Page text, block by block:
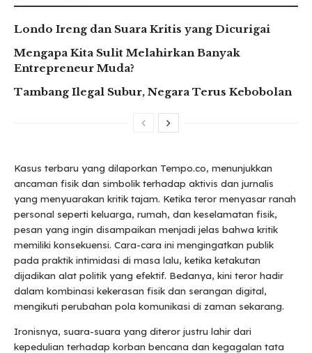
Londo Ireng dan Suara Kritis yang Dicurigai
Mengapa Kita Sulit Melahirkan Banyak
Entrepreneur Muda?
Tambang Ilegal Subur, Negara Terus Kebobolan
Kasus terbaru yang dilaporkan Tempo.co, menunjukkan
ancaman fisik dan simbolik terhadap aktivis dan jurnalis
yang menyuarakan kritik tajam. Ketika teror menyasar ranah
personal seperti keluarga, rumah, dan keselamatan fisik,
pesan yang ingin disampaikan menjadi jelas bahwa kritik
memiliki konsekuensi. Cara-cara ini mengingatkan publik
pada praktik intimidasi di masa lalu, ketika ketakutan
dijadikan alat politik yang efektif. Bedanya, kini teror hadir
dalam kombinasi kekerasan fisik dan serangan digital,
mengikuti perubahan pola komunikasi di zaman sekarang.
Ironisnya, suara-suara yang diteror justru lahir dari
kepedulian terhadap korban bencana dan kegagalan tata